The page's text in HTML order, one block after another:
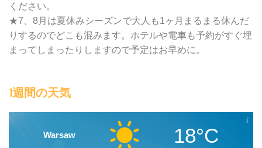
ください。
★7、8月は夏休みシーズンで大人も1ヶ月まるまる休んだ
りするのでどこも混みます。ホテルや電車も予約がすぐ埋
まってしまったりしますので予定はお早めに。
1週間の天気
Warsaw 18°C